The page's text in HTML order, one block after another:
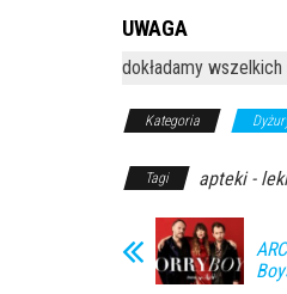
UWAGA
dokładamy
Kategoria
Tagi apteki -